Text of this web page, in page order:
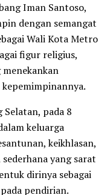
Iman Santoso,
dengan semangat
Wali Kota Metro
figur religius,
menekankan
Selatan, pada 8
keluarga
keikhlasan,
yang sarat
dirinya sebagai
pendirian.